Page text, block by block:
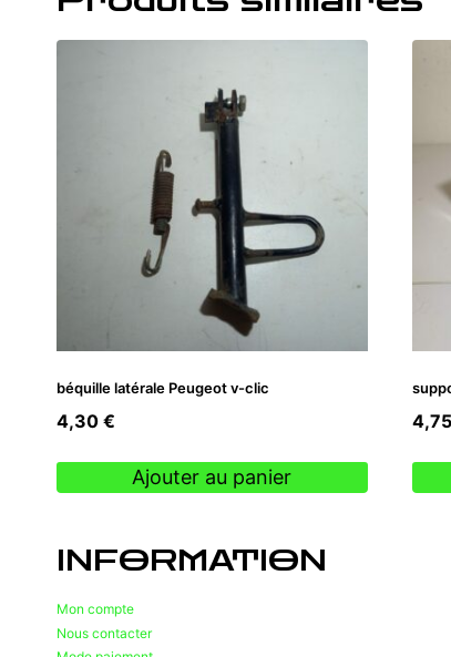
béquille latérale Peugeot v-clic
4,30 €
Ajouter au panier
4,75
INFORMATION
Mon compte
Nous contacter